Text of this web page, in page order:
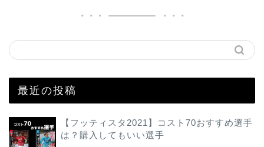
最近の投稿
【フッティスタ2021】コスト70おすすめ選手
は？購入してもいい選手